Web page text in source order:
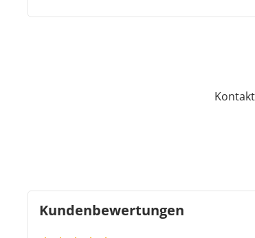
Kundenbewertungen